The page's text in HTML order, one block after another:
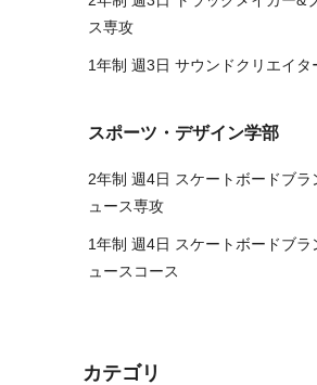
ス専攻
1年制 週3日 サウンドクリエイタ
スポーツ・デザイン学部
2年制 週4日 スケートボードブラ
ュース専攻
1年制 週4日 スケートボードブラ
ュースコース
カテゴリ